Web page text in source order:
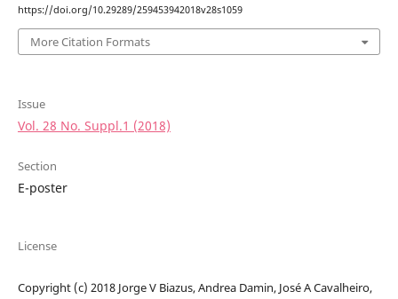
https://doi.org/10.29289/259453942018v28s1059
More Citation Formats
Issue
Vol. 28 No. Suppl.1 (2018)
Section
E-poster
License
Copyright (c) 2018 Jorge V Biazus, Andrea Damin, José A Cavalheiro,